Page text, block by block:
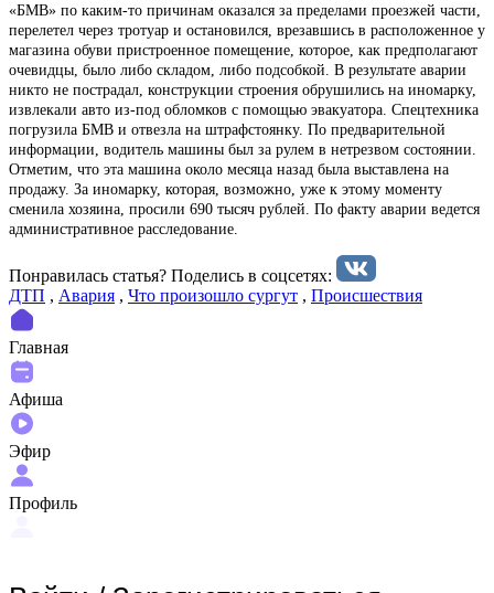
«БМВ» по каким-то причинам оказался за пределами проезжей части,
перелетел через тротуар и остановился, врезавшись в расположенное у
магазина обуви пристроенное помещение, которое, как предполагают
очевидцы, было либо складом, либо подсобкой. В результате аварии
никто не пострадал, конструкции строения обрушились на иномарку,
извлекали авто из-под обломков с помощью эвакуатора. Спецтехника
погрузила БМВ и отвезла на штрафстоянку. По предварительной
информации, водитель машины был за рулем в нетрезвом состоянии.
Отметим, что эта машина около месяца назад была выставлена на
продажу. За иномарку, которая, возможно, уже к этому моменту
сменила хозяина, просили 690 тысяч рублей. По факту аварии ведется
административное расследование.
Понравилась статья? Поделиcь в соцсетях:
ДТП , Авария , Что произошло сургут , Происшествия
Главная
Афиша
Эфир
Профиль